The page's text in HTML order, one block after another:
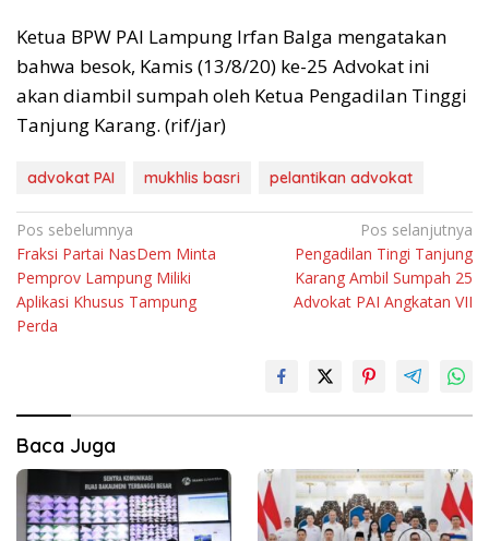
Ketua BPW PAI Lampung Irfan Balga mengatakan
bahwa besok, Kamis (13/8/20) ke-25 Advokat ini
akan diambil sumpah oleh Ketua Pengadilan Tinggi
Tanjung Karang. (rif/jar)
advokat PAI mukhlis basri pelantikan advokat
Navigasi
pos
Pos sebelumnya
Fraksi Partai NasDem Minta
Pemprov Lampung Miliki
Aplikasi Khusus Tampung
Perda
Pos selanjutnya
Pengadilan Tingi Tanjung
Karang Ambil Sumpah 25
Advokat PAI Angkatan VII
Baca Juga